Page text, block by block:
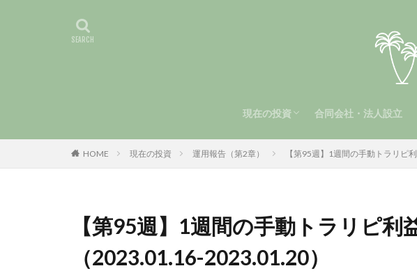
現在の投資
手動トラリピ（第2章）
運用報告（第2章）
合同会社・法人設立
HOME 現在の投資 運用報告（第2章） 【第95週】1週間の手動トラリピ
【第95週】1週間の手動トラリピ利
（2023.01.16-2023.01.20）